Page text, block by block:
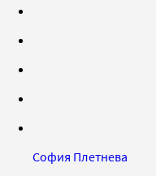
София Плетнева